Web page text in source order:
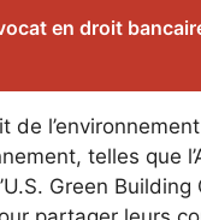
en droit
telles que
Green